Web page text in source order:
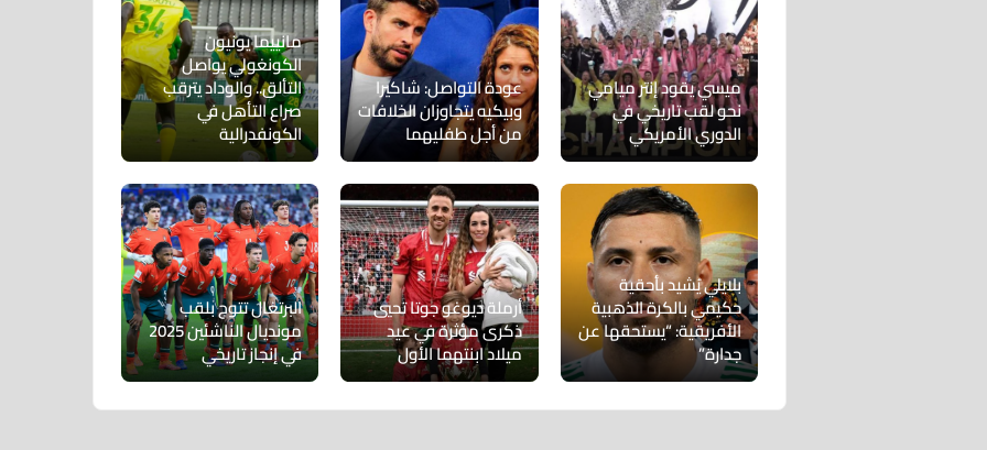
ميسي يقود إنتر ميامي
نحو لقب تاريخي في
الدوري الأمريكي
عودة التواصل: شاكيرا
وبيكيه يتجاوزان الخلافات
من أجل طفليهما
مانييما يونيون
الكونغولي يواصل
التألق.. والوداد يترقب
صراع التأهل في
الكونفدرالية
بلايلي يُشيد بأحقية
حكيمي بالكرة الذهبية
الأفريقية: “يستحقها عن
جدارة”
أرملة ديوغو جوتا تحيي
ذكرى مؤثرة في عيد
ميلاد ابنتهما الأول
البرتغال تتوج بلقب
مونديال الناشئين 2025
في إنجاز تاريخي